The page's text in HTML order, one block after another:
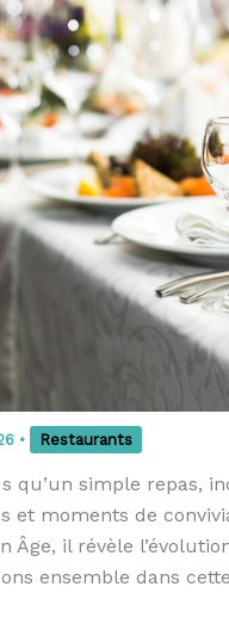
• Restaurants
qu’un simple repas,
et moments de
Âge, il révèle
ensemble dans